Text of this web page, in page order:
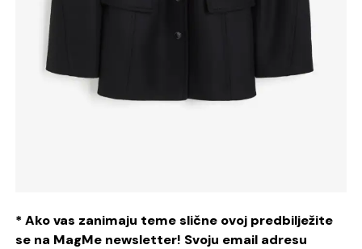
* Ako vas zanimaju teme slične ovoj predbilježite
se na MagMe newsletter! Svoju email adresu